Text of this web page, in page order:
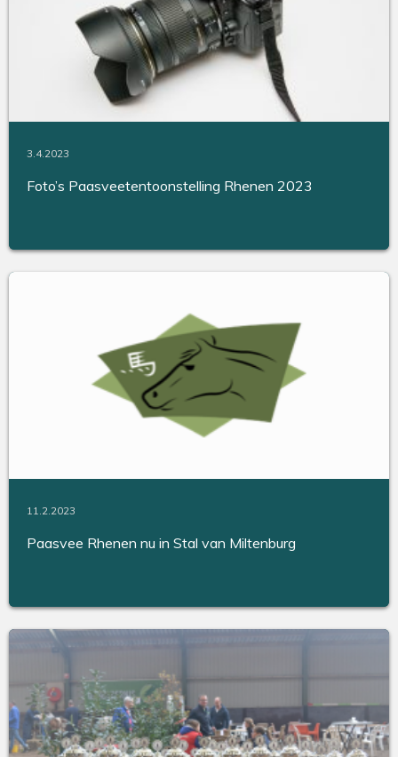
3.4.2023
Foto’s Paasveetentoonstelling Rhenen 2023
11.2.2023
Paasvee Rhenen nu in Stal van Miltenburg